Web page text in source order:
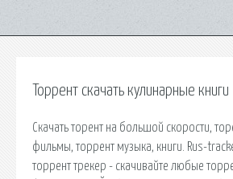
Торрент скачать кулинарные книги
Скачать торент на большой скорости,
фильмы, торрент музыка, книги. Rus-
торрент трекер - скачивайте любые